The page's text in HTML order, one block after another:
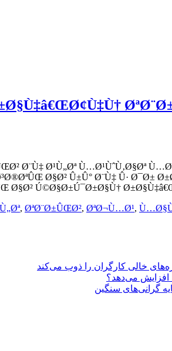
Ø¨Ù‡ Ø¹Ù„Øª Ù…Ø¹ÙˆÙ‚Ø§Øª
Ø§Ø² Û±Û° Ø¨Ù‡ Û· Ø¯Ø±
Ø§Ø² Ú©Ø§Ø±Ú¯Ø±Ø§Ù†
, ØªØ¨Ø±ÛŒØ², ØªØ¬Ù…Ø¹,
افزایش می‌دهد؟
گرانی‌های سنگین